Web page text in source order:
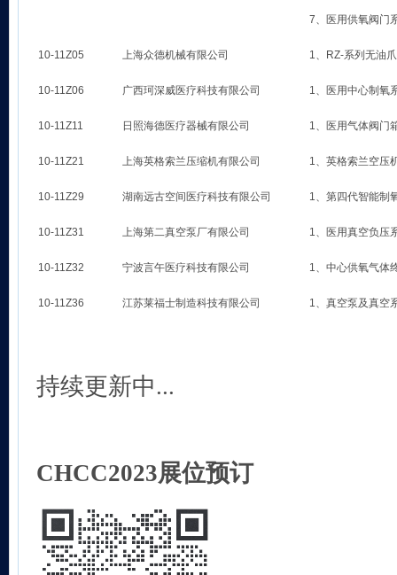
7、医用供氧阀门
10-11Z05 上海众德机械有限公司 1、RZ-系列无油
10-11Z06 广西珂深威医疗科技有限公司 1、医用中心制氧
10-11Z11 日照海德医疗器械有限公司 1、医用气体阀门
10-11Z21 上海英格索兰压缩机有限公司 1、英格索兰空压
10-11Z29 湖南远古空间医疗科技有限公司 1、第四代智能制
10-11Z31 上海第二真空泵厂有限公司 1、医用真空负压
10-11Z32 宁波言午医疗科技有限公司 1、中心供氧气体
10-11Z36 江苏莱福士制造科技有限公司 1、真空泵及真空
持续更新中...
CHCC2023展位预订